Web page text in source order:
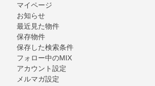
マイページ
お知らせ
最近見た物件
保存物件
保存した検索条件
フォロー中のMIX
アカウント設定
メルマガ設定